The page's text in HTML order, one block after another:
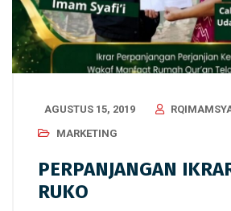
AGUSTUS 15, 2019
MARKETING
PERPANJANGAN
RUKO